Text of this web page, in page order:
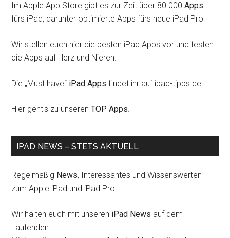
Im Apple App Store gibt es zur Zeit über 80.000Apps
fürs iPad, darunter optimierte Apps fürs neue iPad Pro
Wir stellen euch hier die besten iPad Apps vor und testen
die Apps auf Herz und Nieren.
Die „Must have“ iPad Apps findet ihr auf ipad-tipps.de.
Hier geht's zu unserenTOP Apps.
IPAD NEWS – STETS AKTUELL
Regelmäßig News, Interessantes und Wissenswerten
zum Apple iPad und iPad Pro
Wir halten euch mit unseren iPad News auf dem
Laufenden.